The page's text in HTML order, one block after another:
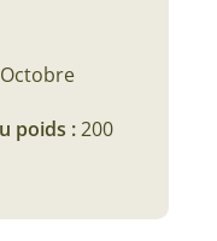
poids :200